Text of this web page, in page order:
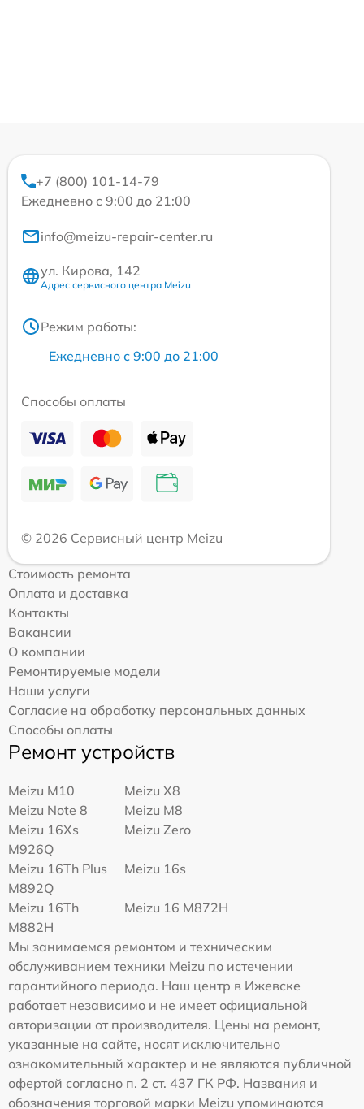
+7 (800) 101-14-79
Ежедневно с 9:00 до 21:00
info@meizu-repair-center.ru
ул. Кирова, 142
Адрес сервисного центра Meizu
Режим работы:
Ежедневно с 9:00 до 21:00
Способы оплаты
© 2026 Сервисный центр Meizu
Стоимость ремонта
Оплата и доставка
Контакты
Вакансии
О компании
Ремонтируемые модели
Наши услуги
Согласие на обработку персональных данных
Способы оплаты
Ремонт устройств
Meizu M10
Meizu X8
Meizu Note 8
Meizu M8
Meizu 16Xs
M926Q
Meizu Zero
Meizu 16Th Plus
M892Q
Meizu 16s
Meizu 16Th
M882H
Meizu 16 M872H
Мы занимаемся ремонтом и техническим
обслуживанием техники Meizu по истечении
гарантийного периода. Наш центр в Ижевске
работает независимо и не имеет официальной
авторизации от производителя. Цены на ремонт,
указанные на сайте, носят исключительно
ознакомительный характер и не являются публичной
офертой согласно п. 2 ст. 437 ГК РФ. Названия и
обозначения торговой марки Meizu упоминаются